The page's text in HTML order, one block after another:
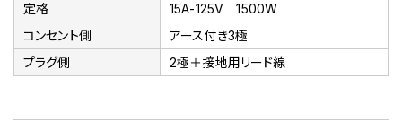
定格
15A-125V 1500W
コンセント側
アース付き3極
プラグ側
2極＋接地用リード線